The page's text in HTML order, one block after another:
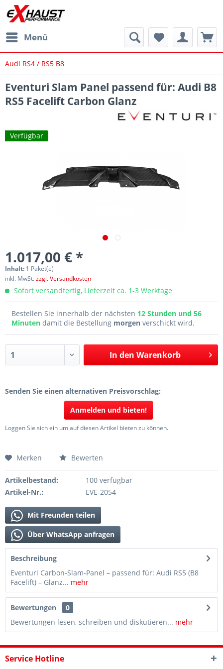
Menü
Audi RS4 / RS5 B8
Eventuri Slam Panel passend für: Audi B8
RS5 Facelift Carbon Glanz
Verfügbar
1.017,00 € *
Inhalt: 1 Paket(e)
inkl. MwSt.zzgl. Versandkosten
Sofort versandfertig, Lieferzeit ca. 1-3 Werktage
Bestellen Sie innerhalb der nächsten 12 Stunden und 56
Minuten damit die Bestellung morgen verschickt wird.
In den Warenkorb
Senden Sie einen alternativen Preisvorschlag:
Anmelden und bieten!
Loggen Sie sich ein um auf diesen Artikel bieten zu können.
Merken Bewerten
Artikelbestand:
100 verfügbar
Artikel-Nr.:
EVE-2054
Mit Freunden teilen
Über WhatsApp anfragen
Beschreibung
Eventuri Carbon-Slam-Panel – passend für: Audi RS5 (B8
Facelift) – Glanz... mehr
Bewertungen
0
Bewertungen lesen, schreiben und diskutieren... mehr
Service Hotline